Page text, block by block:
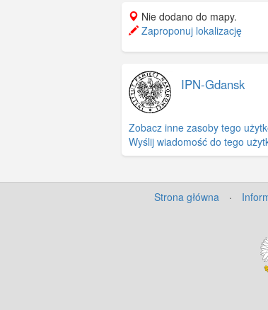
Piechoty, a po
Korpusem
powstała
Nie dodano do mapy.
Zaproponuj lokalizację
IPN-Gdansk
Zobacz inne zasoby tego
Wyślij wiadomość do tego
Strona główna ·